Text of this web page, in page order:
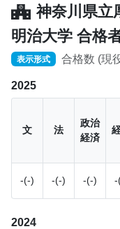
神奈川県立
明治大学 合格
表示形式 合格数 (現
2025
文 法
政治
経済
-(-) -(-) -(-) -
2024